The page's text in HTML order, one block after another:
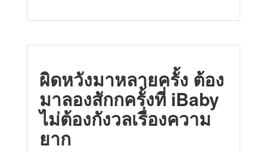
ผิดหวังมาหลายครั้ง ต้อง
มาลองสักกครั้งที่ iBaby
ไม่ต้องกังวลเรื่องความ
ยาก